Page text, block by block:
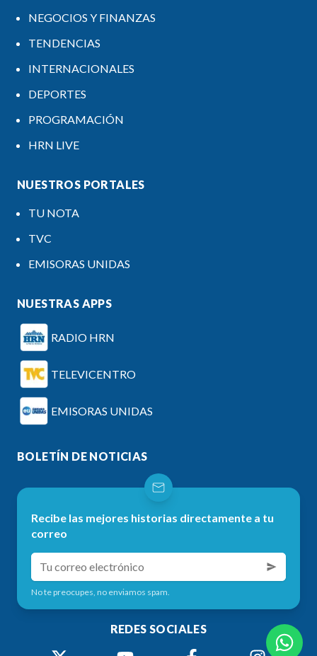
NEGOCIOS Y FINANZAS
TENDENCIAS
INTERNACIONALES
DEPORTES
PROGRAMACIÓN
HRN LIVE
NUESTROS PORTALES
TU NOTA
TVC
EMISORAS UNIDAS
NUESTRAS APPS
RADIO HRN
TELEVICENTRO
EMISORAS UNIDAS
BOLETÍN DE NOTICIAS
Recibe las mejores historias directamente a tu
correo
No te preocupes, no enviamos spam.
REDES SOCIALES